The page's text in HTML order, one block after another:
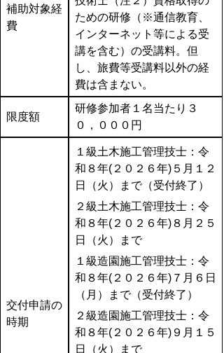
補助対象経
費
ための研修（※通信教育、
インターネット等による受
講を含む）の受講料。但
し、旅費等受講料以外の経
費は含まない。
限度額
研修参加者１名当たり３
０，０００円
交付申請の
時期
１級土木施工管理技士：令
和８年(２０２６年)５月１２
日（火）まで（受付終了）
２級土木施工管理技士：令
和８年(２０２６年)８月２５
日（火）まで
１級造園施工管理技士：令
和８年(２０２６年)７月６日
（月）まで（受付終了）
２級造園施工管理技士：令
和８年(２０２６年)９月１５
日（火）まで